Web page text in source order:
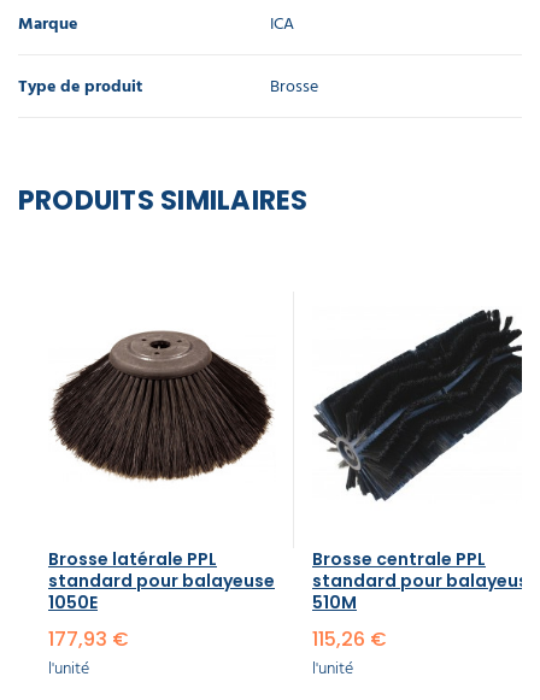
Marque ICA
Type de produit Brosse
PRODUITS SIMILAIRES
Brosse latérale PPL
standard pour balayeuse
1050E
177,93 €
l'unité
Brosse centrale PPL
standard pour balayeuse
510M
115,26 €
l'unité